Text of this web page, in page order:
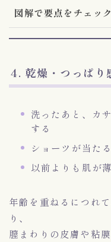
図解で要点をチェッ
4. 乾燥・つっぱり
洗ったあと、カ
する
ショーツが当た
以前よりも肌が
年齢を重ねるにつれ
り、
膣まわりの皮膚や粘